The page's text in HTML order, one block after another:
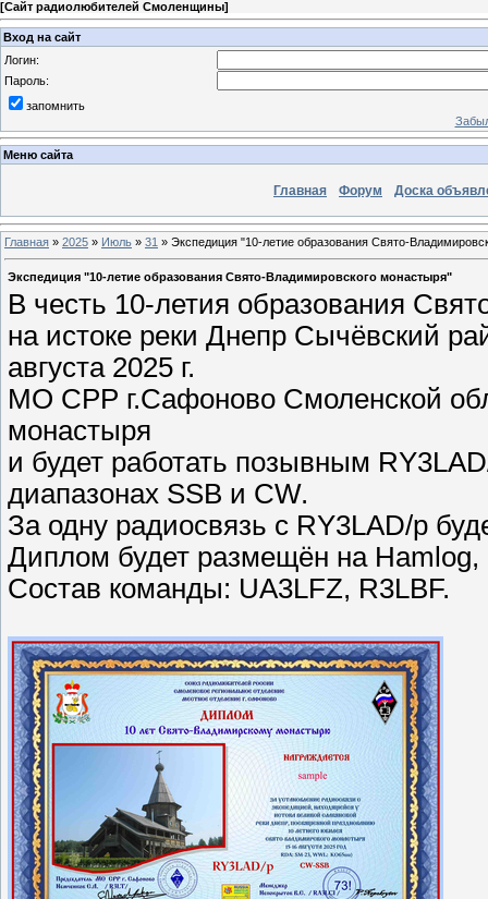
[Сайт радиолюбителей Смоленщины]
Вход на сайт
Логин:
Пароль:
запомнить
Меню сайта
Главная Форум Доска
Главная » 2025 » Июль » 31 » Экспедиция "10-летие образования Свято-
Экспедиция "10-летие образования Свято-Владимировского монастыря"
В честь 10-летия образования
на истоке реки Днепр Сычёвский
августа 2025 г.
МО СРР г.Сафоново Смоленской
монастыря
и будет работать позывным
диапазонах SSB и CW.
За одну радиосвязь с RY3LAD/p
Диплом будет размещён на Hamlog,
Cостав команды: UA3LFZ, R3LBF.